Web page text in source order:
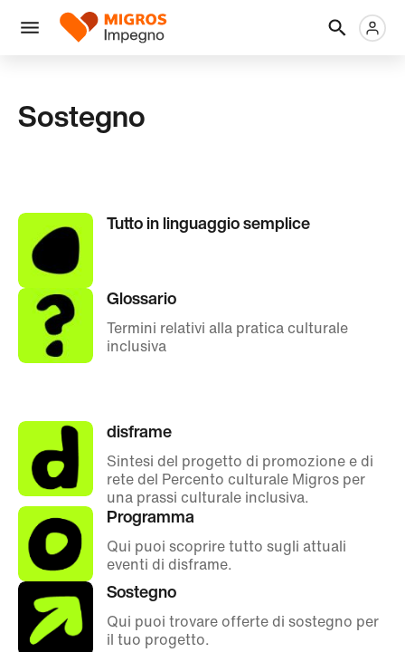
navigazione
Intestazione
Menu
Logo
Sostegno
Tutto in linguaggio semplice
Glossario
Termini relativi alla pratica culturale
inclusiva
disframe
Sintesi del progetto di promozione e di
rete del Percento culturale Migros per
una prassi culturale inclusiva.
Programma
Qui puoi scoprire tutto sugli attuali
eventi di disframe.
Sostegno
Qui puoi trovare offerte di sostegno per
il tuo progetto.